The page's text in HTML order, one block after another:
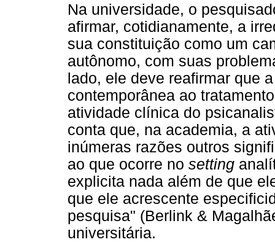
Na universidade, o
afirmar, cotidianamente, a
sua constituição como um
autônomo, com suas
lado, ele deve reafirmar que
contemporânea ao
atividade clínica do
conta que, na academia, a
inúmeras razões outros
ao que ocorre no setting
explicita nada além de que
que ele acrescente
pesquisa" (Berlink &
universitária.